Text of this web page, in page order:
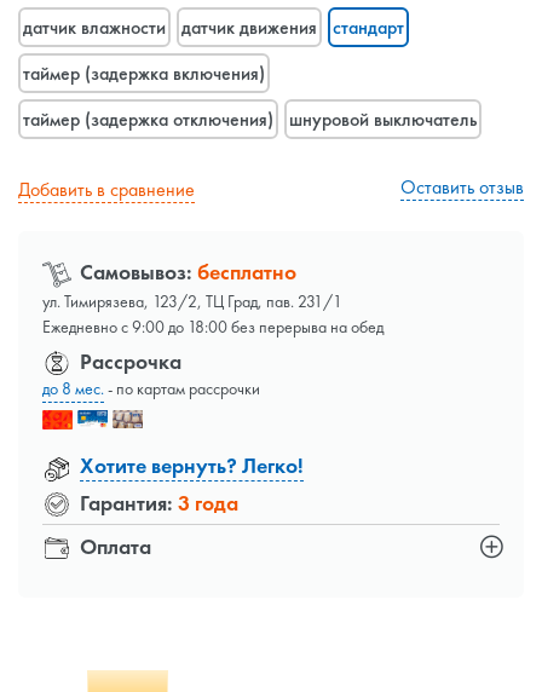
датчик влажности
датчик движения
стандарт
таймер (задержка включения)
таймер (задержка отключения)
шнуровой выключатель
Добавить в сравнение Оставить отзыв
Самовывоз: бесплатно
ул. Тимирязева, 123/2, ТЦ Град, пав. 231/1
Ежедневно с 9:00 до 18:00 без перерыва на обед
Оплата
Рассрочка
до 8 мес.- по картам рассрочки
Хотите вернуть? Легко!
Гарантия: 3 года